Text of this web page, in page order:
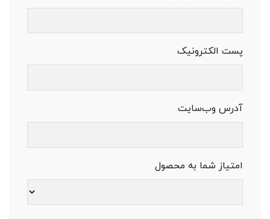
پست الکترونیک
آدرس وب‌سایت
امتیاز شما به محصول